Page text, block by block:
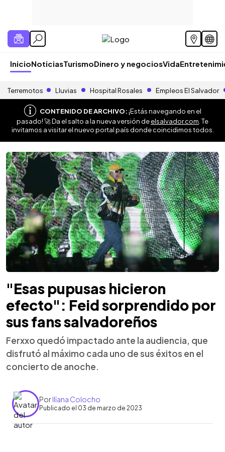
InicioNoticiasTurismoDinero y negociosVida
Terremotos Lluvias Hospital Rosales Empleos El Salvador
CONTENIDO DE ARCHIVO:¡Estás navegando en el
pasado! 🚀 Da el salto a la nueva versión deelsalvador.com . Te
invitamos a visitar el nuevo portal país donde coincidimos todos.
"Esas pupusas hicieron
efecto": Feid sorprendido por
sus fans salvadoreños
Ferxxo quedó impactado ante la audiencia, que
disfrutó al máximo cada uno de sus éxitos en el
concierto de anoche.
PorIliana Colocho
Publicado el 03 de marzo de 2023